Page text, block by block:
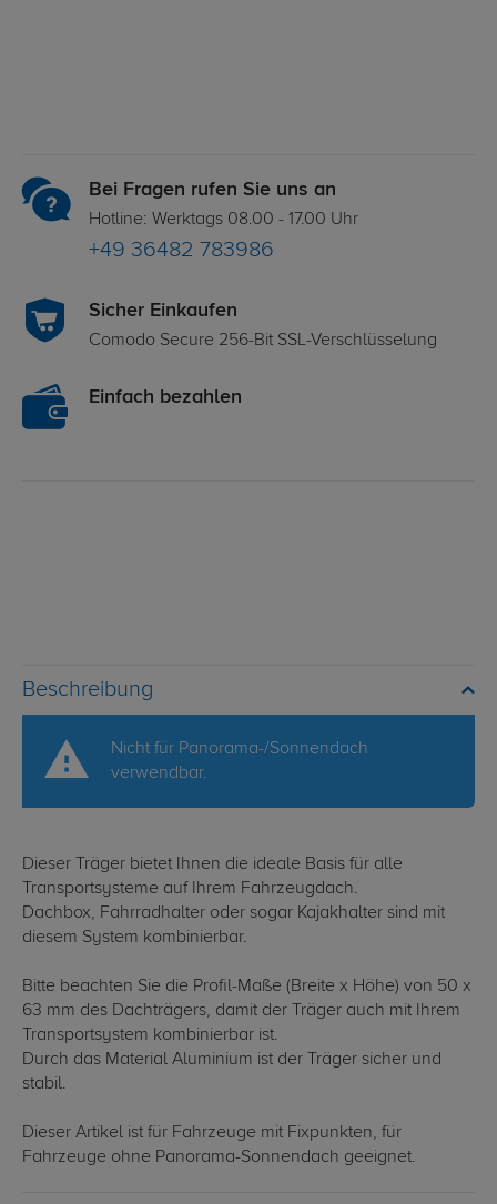
Bei Fragen rufen Sie uns an
Hotline: Werktags 08.00 - 17.00 Uhr
+49 36482 783986
Sicher Einkaufen
Comodo Secure 256-Bit SSL-Verschlüsselung
Einfach bezahlen
Beschreibung
Nicht für Panorama-/Sonnendach
verwendbar.
Dieser Träger bietet Ihnen die ideale Basis für alle
Transportsysteme auf Ihrem Fahrzeugdach.
Dachbox, Fahrradhalter oder sogar Kajakhalter sind mit
diesem System kombinierbar.
Bitte beachten Sie die Profil-Maße (Breite x Höhe) von 50 x
63 mm des Dachträgers, damit der Träger auch mit Ihrem
Transportsystem kombinierbar ist.
Durch das Material Aluminium ist der Träger sicher und
stabil.
Dieser Artikel ist für Fahrzeuge mit Fixpunkten, für
Fahrzeuge ohne Panorama-Sonnendach geeignet.